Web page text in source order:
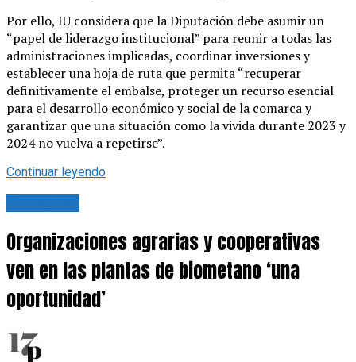
Por ello, IU considera que la Diputación debe asumir un
“papel de liderazgo institucional” para reunir a todas las
administraciones implicadas, coordinar inversiones y
establecer una hoja de ruta que permita “recuperar
definitivamente el embalse, proteger un recurso esencial
para el desarrollo económico y social de la comarca y
garantizar que una situación como la vivida durante 2023 y
2024 no vuelva a repetirse”.
Continuar leyendo
Organizaciones agrarias y cooperativas
ven en las plantas de biometano ‘una
oportunidad’